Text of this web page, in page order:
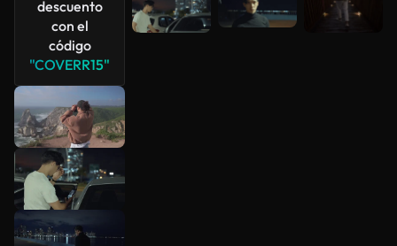
descuento
con el
código
"COVERR15"